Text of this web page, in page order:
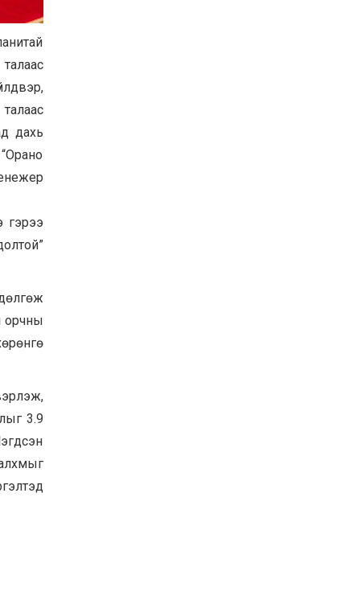
дахь
гэрээ
орчны
3.9